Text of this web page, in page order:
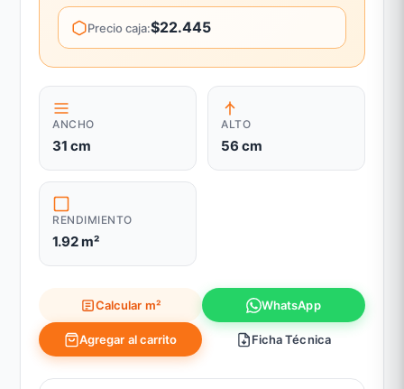
Precio caja:$22.445
ANCHO
31 cm
ALTO
56 cm
RENDIMIENTO
1.92 m²
Calcular m² WhatsApp
Agregar al carrito Ficha Técnica